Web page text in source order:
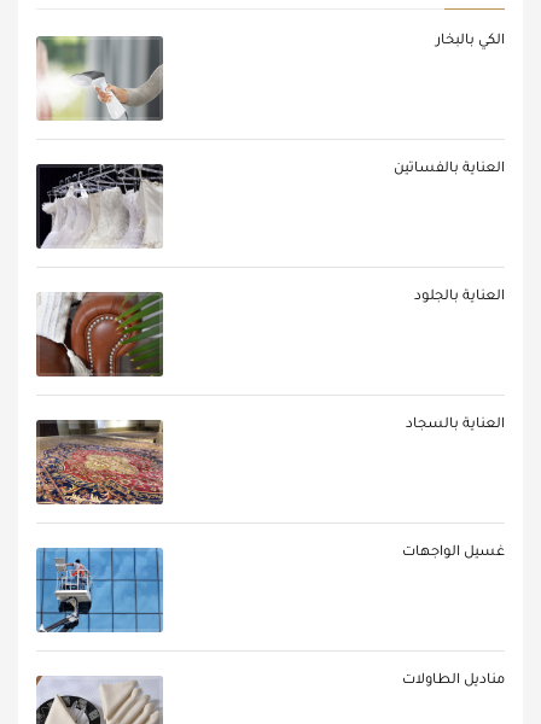
الكي بالبخار
العناية بالفساتين
العناية بالجلود
العناية بالسجاد
غسيل الواجهات
مناديل الطاولات